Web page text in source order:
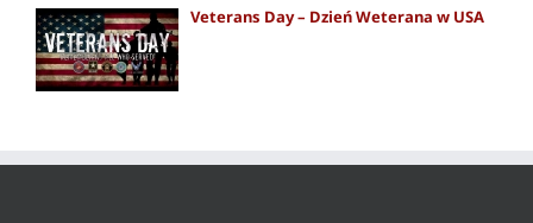
Veterans Day – Dzień Weterana w USA